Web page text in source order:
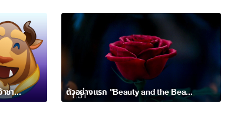
บอกเล่าเรื่องราวของโฉมงามกับเจ้าชายอสูรผ่านอีโมจิ 1:31 ตัวอย่างแรก "Beauty and the Beast โฉมงามกับเจ้าชายอสูร"